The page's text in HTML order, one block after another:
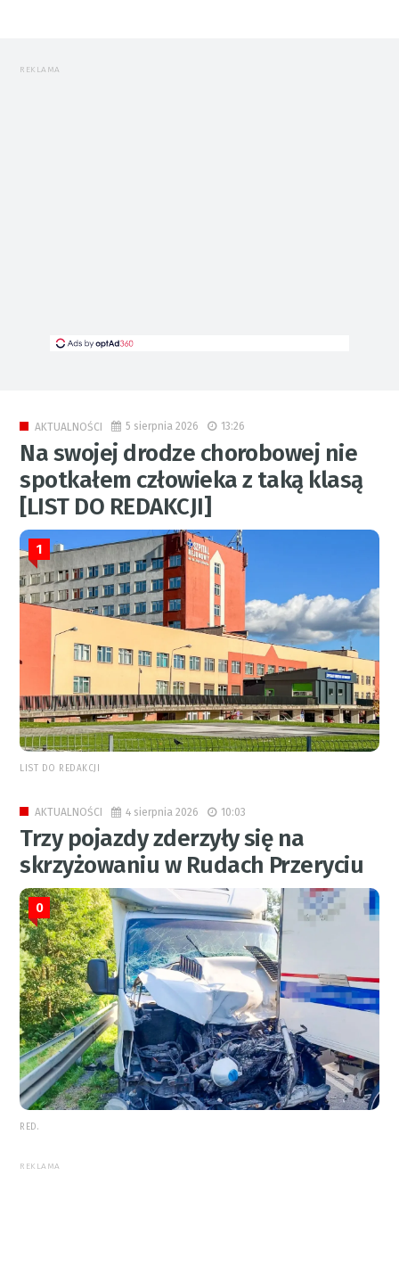
REKLAMA
AKTUALNOŚCI 5 sierpnia 2026 13:26
Na swojej drodze chorobowej nie
spotkałem człowieka z taką klasą
[LIST DO REDAKCJI]
1
LIST DO REDAKCJI
AKTUALNOŚCI 4 sierpnia 2026 10:03
Trzy pojazdy zderzyły się na
skrzyżowaniu w Rudach Przeryciu
0
RED.
REKLAMA